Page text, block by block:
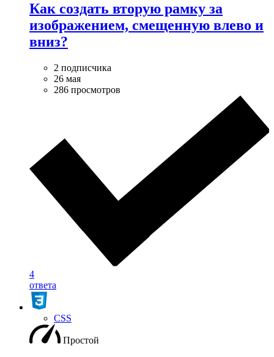
Как создать вторую рамку за
изображением, смещенную влево и
вниз?
2 подписчика
26 мая
286 просмотров
4
ответа
CSS
Простой